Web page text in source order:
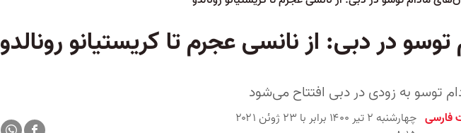
در دبی:‌ از نانسی عجرم تا کریستیانو رونالدو
توسو به زودی در دبی افتتاح می‌شود
فارسی
چهارشنبه ۲ تیر ۱۴۰۰ برابر با ۲۳ ژوئن ۲۰۲۱